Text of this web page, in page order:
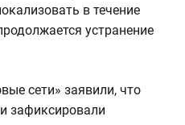
в течение
устранение
сети» заявили, что
зафиксировали